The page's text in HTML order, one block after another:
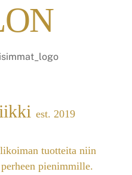
est. 2019
tuotteita niin
pienimmille.